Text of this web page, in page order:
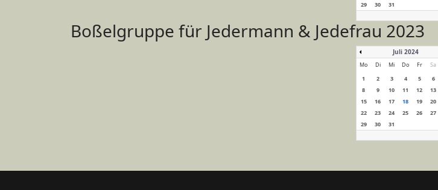
29
30 31
Boßelgruppe für Jedermann & Jedefrau 2023
Juli 2024
Mo Di Mi Do Fr Sa
1
2 3 4 5 6
8
9 10 11 12 13
15
16 17 18 19 20
22
23 24 25 26 27
29
30 31